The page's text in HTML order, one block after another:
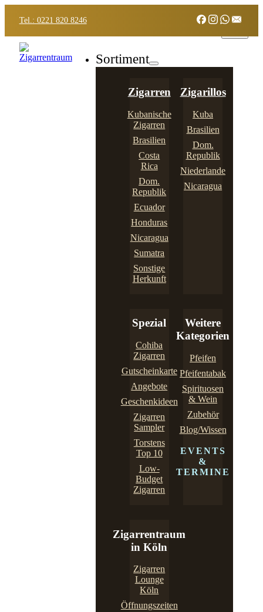
Tel.: 0221 820 8246
Sortiment
Zigarren
Kubanische
Zigarren
Brasilien
Costa
Rica
Dom.
Republik
Ecuador
Honduras
Nicaragua
Sumatra
Sonstige
Herkunft
Zigarillos
Kuba
Brasilien
Dom.
Republik
Niederlande
Nicaragua
Spezial
Cohiba
Zigarren
Gutscheinkarte
Angebote
Geschenkideen
Zigarren
Sampler
Torstens
Top 10
Low-
Budget
Zigarren
Weitere
Kategorien
Pfeifen
Pfeifentabak
Spirituosen
& Wein
Zubehör
Blog/Wissen
EVENTS
&
TERMINE
Zigarrentraum
in Köln
Zigarren
Lounge
Köln
Öffnungszeiten